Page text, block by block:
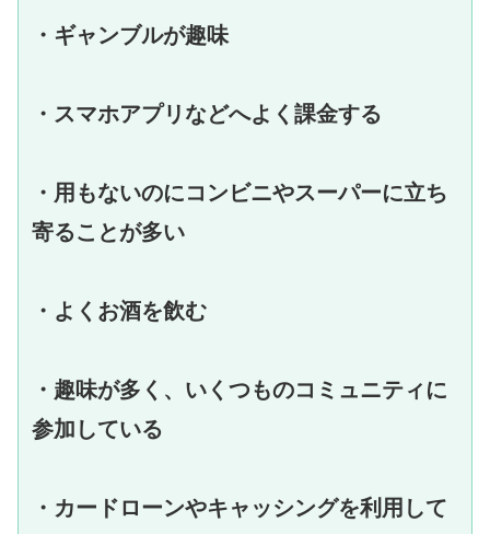
・ギャンブルが趣味
・スマホアプリなどへよく課金する
・用もないのにコンビニやスーパーに立ち
寄ることが多い
・よくお酒を飲む
・趣味が多く、いくつものコミュニティに
参加している
・カードローンやキャッシングを利用して